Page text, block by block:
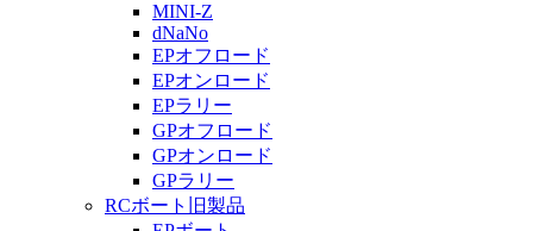
MINI-Z
dNaNo
EPオフロード
EPオンロード
EPラリー
GPオフロード
GPオンロード
GPラリー
RCボート旧製品